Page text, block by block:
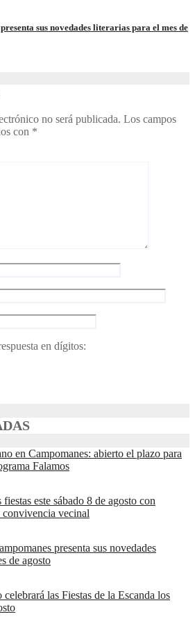
sus novedades literarias para el mes de
no será publicada. Los campos
con *
en dígitos:
en Campomanes: abierto el plazo para
Falamos
fiestas este sábado 8 de agosto con
vecinal
presenta sus novedades
de agosto
las Fiestas de la Escanda los